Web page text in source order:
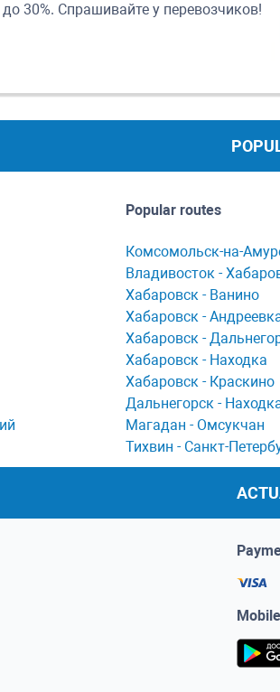
30%. Спрашивайте у перевозчиков!
Popular routes
Комсомольск-нa-
Владивосток -
Хaбaровск - Ванино
Хабаровск -
Хабаровск -
Хабаровск - Находка
Хабаровск - Краскино
Дальнегорск -
Мaгaдaн - Омсукчaн
Тихвин - Сaнкт-